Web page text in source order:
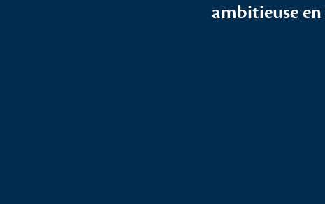
ambitieuse